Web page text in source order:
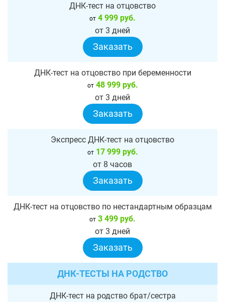
ДНК-тест на отцовство
от 4 999 руб.
от 3 дней
Заказать
ДНК-тест на отцовство при беременности
от48 999 руб.
от 3 дней
Заказать
Экспресс ДНК-тест на отцовство
от17 999 руб.
от 8 часов
Заказать
ДНК-тест на отцовство по нестандартным образцам
от 3 499 руб.
от 3 дней
Заказать
ДНК-ТЕСТЫ НА РОДСТВО
ДНК-тест на родство брат/сестра